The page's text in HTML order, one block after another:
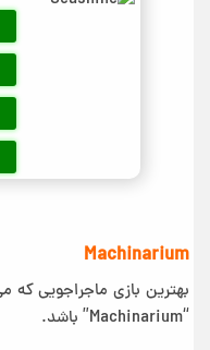
Machinarium
بهترین بازی ماجراجویی که
“Machinarium” باشد.